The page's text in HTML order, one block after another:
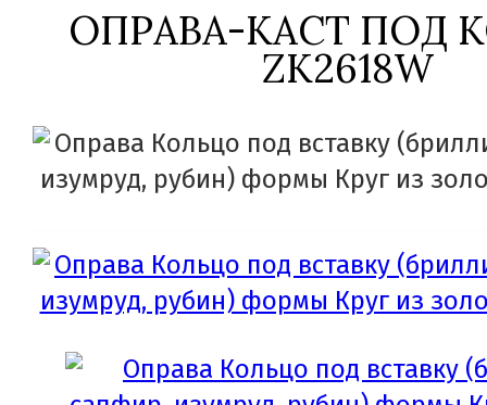
ОПРАВА-КАСТ ПОД
ZK2618W